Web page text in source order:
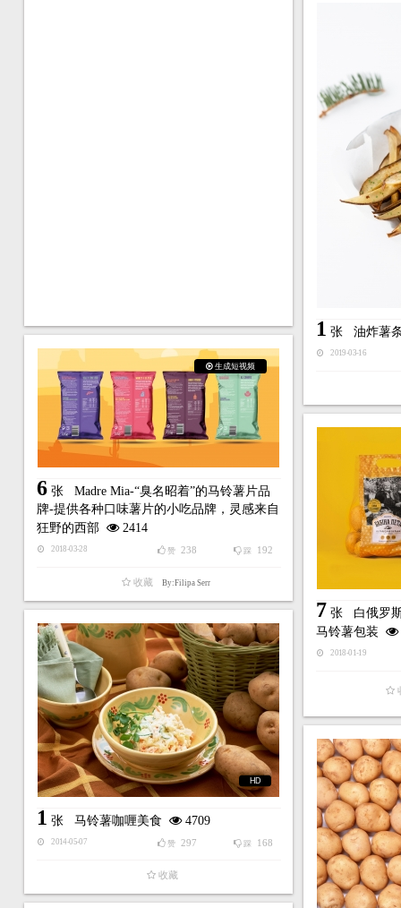
1 张 油炸薯
2019-03-16
生成短视频
6张 Madre Mia-“臭名昭着”的马铃薯片品
牌-提供各种口味薯片的小吃品牌，灵感来自
狂野的西部
2414
2018-03-28 踩 192
赞 238
收藏 By:Filipa Serr
7 张 白俄罗
马铃薯包装
2018-01-19
HD
1 张 马铃薯咖喱美食 4709
2014-05-07 踩 168
赞 297
收藏